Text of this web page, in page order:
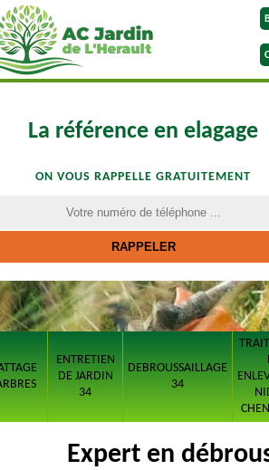
La référence en elagage
ON VOUS RAPPELLE GRATUITEMENT
ENTRETIEN
DE JARDIN
34
DEBROUSSAILLAGE
34
Expert en